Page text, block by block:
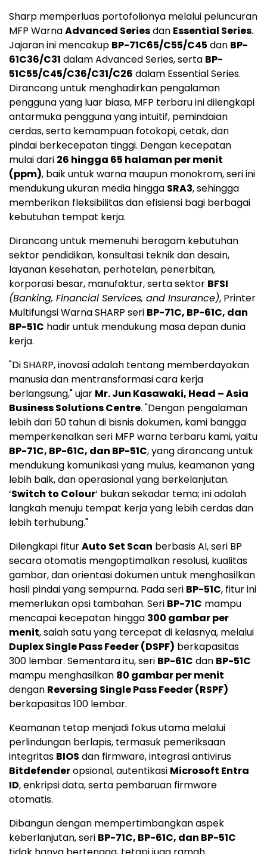
Sharp memperluas portofolionya melalui peluncuran
MFP WarnaAdvanced Seriesdan Essential Series.
Jajaran ini mencakup BP-71C65/C55/C45 dan BP-
61C36/C31 dalam Advanced Series, serta BP-
51C55/C45/C36/C31/C26 dalam Essential Series.
Dirancang untuk menghadirkan pengalaman
pengguna yang luar biasa, MFP terbaru ini dilengkapi
antarmuka pengguna yang intuitif, pemindaian
cerdas, serta kemampuan fotokopi, cetak, dan
pindai berkecepatan tinggi. Dengan kecepatan
mulai dari 26 hingga 65 halaman per menit
(ppm), baik untuk warna maupun monokrom, seri ini
mendukung ukuran media hingga SRA3, sehingga
memberikan fleksibilitas dan efisiensi bagi berbagai
kebutuhan tempat kerja.
Dirancang untuk memenuhi beragam kebutuhan
sektor pendidikan, konsultasi teknik dan desain,
layanan kesehatan, perhotelan, penerbitan,
korporasi besar, manufaktur, serta sektor BFSI
(Banking, Financial Services, and Insurance), Printer
Multifungsi Warna SHARP seri BP-71C, BP-61C, dan
BP-51C hadir untuk mendukung masa depan dunia
kerja.
"Di SHARP, inovasi adalah tentang memberdayakan
manusia dan mentransformasi cara kerja
berlangsung," ujar Mr. Jun Kasawaki, Head – Asia
Business Solutions Centre. "Dengan pengalaman
lebih dari 50 tahun di bisnis dokumen, kami bangga
memperkenalkan seri MFP warna terbaru kami, yaitu
BP-71C, BP-61C, dan BP-51C, yang dirancang untuk
mendukung komunikasi yang mulus, keamanan yang
lebih baik, dan operasional yang berkelanjutan.
‘Switch to Colour‘ bukan sekadar tema; ini adalah
langkah menuju tempat kerja yang lebih cerdas dan
lebih terhubung."
Dilengkapi fiturAuto Set Scan berbasis AI, seri BP
secara otomatis mengoptimalkan resolusi, kualitas
gambar, dan orientasi dokumen untuk menghasilkan
hasil pindai yang sempurna. Pada seri BP-51C, fitur ini
memerlukan opsi tambahan. Seri BP-71C mampu
mencapai kecepatan hingga 300 gambar per
menit, salah satu yang tercepat di kelasnya, melalui
Duplex Single Pass Feeder (DSPF) berkapasitas
300 lembar. Sementara itu, seri BP-61C dan BP-51C
mampu menghasilkan 80 gambar per menit
dengan Reversing Single Pass Feeder (RSPF)
berkapasitas 100 lembar.
Keamanan tetap menjadi fokus utama melalui
perlindungan berlapis, termasuk pemeriksaan
integritas BIOS dan firmware, integrasi antivirus
Bitdefenderopsional, autentikasi Microsoft Entra
ID, enkripsi data, serta pembaruan firmware
otomatis.
Dibangun dengan mempertimbangkan aspek
keberlanjutan, seri BP-71C, BP-61C, dan BP-51C